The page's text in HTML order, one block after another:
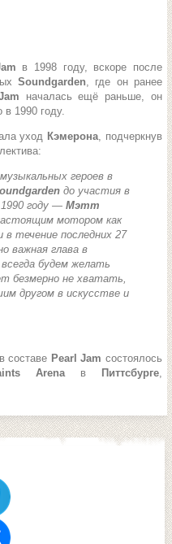
в 1998 году, вскоре после
Soundgarden, где он ранее
началась ещё раньше, он
в 1990 году.
уход Кэмерона, подчеркнув
героев в
до участия в
году — Мэтт
мотором как
течение последних 27
важная глава в
будем желать
безмерно не хватать,
другом в искусстве и
в составе Pearl Jam состоялось
Arena в Питтсбурге,